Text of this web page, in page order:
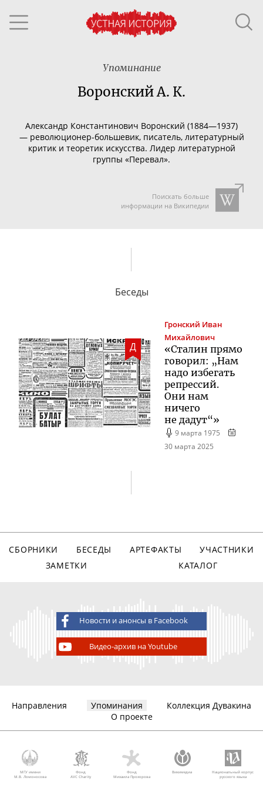
Упоминание
Воронский А. К.
Александр Константинович Воронский (1884—1937)
— революционер-большевик, писатель, литературный
критик и теоретик искусства. Лидер литературной
группы «Перевал».
Поискать больше
информации на Википедии
Беседы
Д
Гронский Иван
Михайлович
«Сталин прямо
говорил: „Нам
надо избегать
репрессий.
Они нам
ничего
не дадут“»
9 марта 1975
30 марта 2025
СБОРНИКИ БЕСЕДЫ АРТЕФАКТЫ
УЧАСТНИКИ
ЗАМЕТКИ
КАТАЛОГ
Новости и анонсы в Facebook
Видео-архив на Youtube
Направления Упоминания
Коллекция Дувакина
О проекте
МГУ имени
М.В. Ломоносова
Фонд
AVC Charity
Фонд
Михаила Прохорова
Викимедиа
Национальный корпус
русского языка